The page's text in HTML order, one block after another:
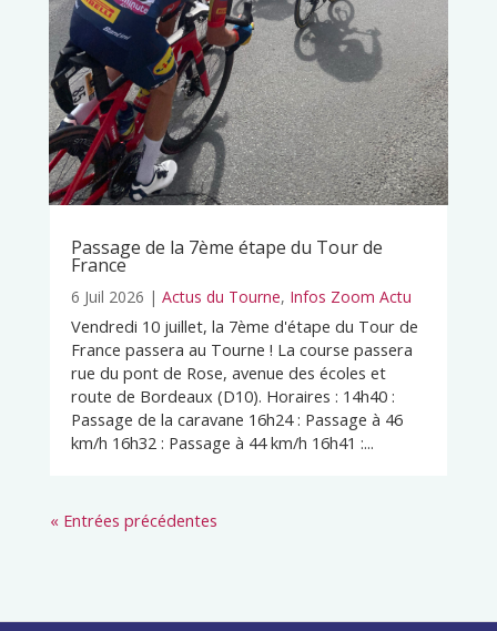
Passage de la 7ème étape du Tour de
France
6 Juil 2026 | Actus du Tourne, Infos Zoom Actu
Vendredi 10 juillet, la 7ème d'étape du Tour de
France passera au Tourne ! La course passera
rue du pont de Rose, avenue des écoles et
route de Bordeaux (D10). Horaires : 14h40 :
Passage de la caravane 16h24 : Passage à 46
km/h 16h32 : Passage à 44 km/h 16h41 :...
« Entrées précédentes